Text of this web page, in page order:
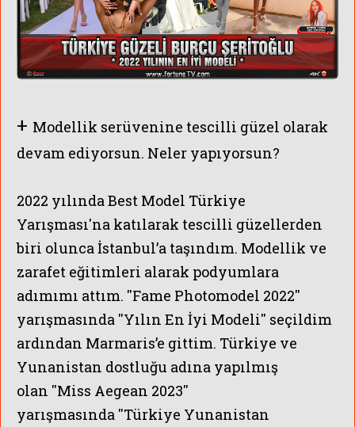
+ Modellik serüvenine tescilli güzel olarak
devam ediyorsun. Neler yapıyorsun?
2022 yılında Best Model Türkiye
Yarışması'na katılarak tescilli güzellerden
biri olunca İstanbul’a taşındım. Modellik ve
zarafet eğitimleri alarak podyumlara
adımımı attım. ''Fame Photomodel 2022''
yarışmasında ''Yılın En İyi Modeli'' seçildim
ardından Marmaris’e gittim. Türkiye ve
Yunanistan dostluğu adına yapılmış
olan ''Miss Aegean 2023''
yarışmasında ''Türkiye Yunanistan